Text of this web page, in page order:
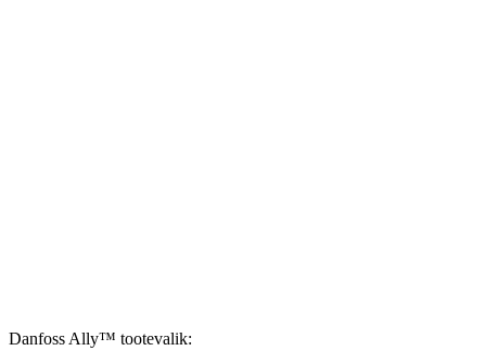
Danfoss Ally™ tootevalik: